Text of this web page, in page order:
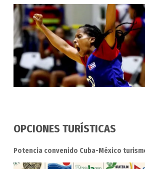
OPCIONES TURÍSTICAS
Potencia convenido Cuba-México